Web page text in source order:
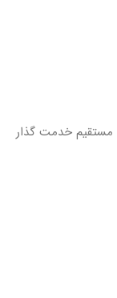
مستقیم خدمت گذار